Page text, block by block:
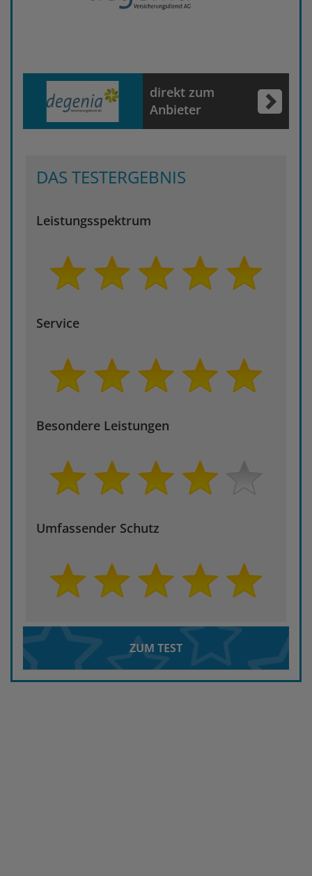
direkt zum
Anbieter
DAS TESTERGEBNIS
Leistungsspektrum
Service
Besondere Leistungen
Umfassender Schutz
ZUM TEST